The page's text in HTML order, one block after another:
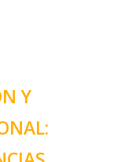
Y